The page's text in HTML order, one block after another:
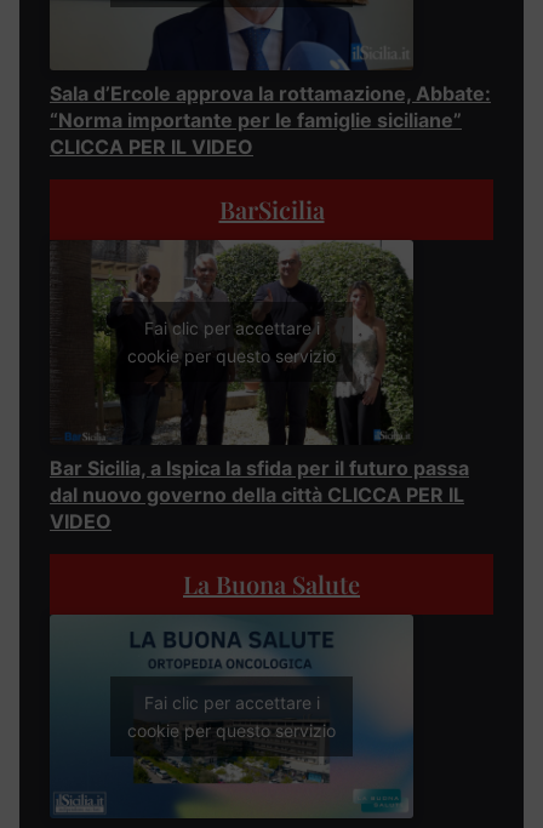
Sala d’Ercole approva la rottamazione, Abbate:
“Norma importante per le famiglie siciliane”
CLICCA PER IL VIDEO
BarSicilia
Fai clic per accettare i
cookie per questo servizio
Bar Sicilia, a Ispica la sfida per il futuro passa
dal nuovo governo della città CLICCA PER IL
VIDEO
La Buona Salute
Fai clic per accettare i
cookie per questo servizio